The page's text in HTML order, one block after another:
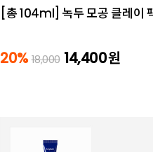
[총 104ml] 녹두 모공 클레
20% 18,000 14,400원